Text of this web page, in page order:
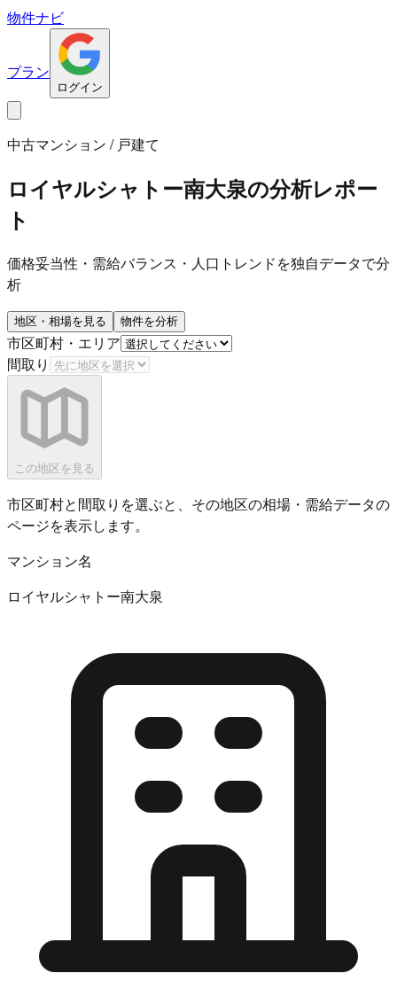
物件ナビ
プラン
ログイン
中古マンション / 戸建て
ロイヤルシャトー南大泉の分析レポー
ト
価格妥当性・需給バランス・人口トレンドを独自データで分
析
地区・相場を見る 物件を分析
市区町村・エリア
間取り
この地区を見る
市区町村と間取りを選ぶと、その地区の相場・需給データの
ページを表示します。
マンション名
ロイヤルシャトー南大泉